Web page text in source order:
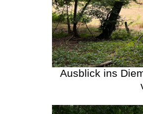
Ausblick ins